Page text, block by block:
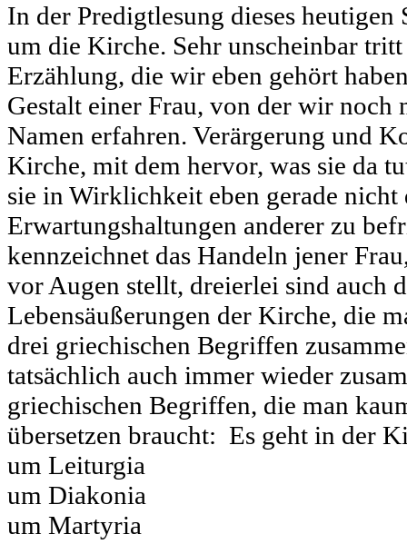
In der Predigtlesung dieses heutigen
um die Kirche. Sehr unscheinbar
Erzählung, die wir eben gehört
Gestalt einer Frau, von der wir noch
Namen erfahren. Verärgerung und
Kirche, mit dem hervor, was sie da
sie in Wirklichkeit eben gerade nicht
Erwartungshaltungen anderer zu
kennzeichnet das Handeln jener
vor Augen stellt, dreierlei sind auch
Lebensäußerungen der Kirche, die
drei griechischen Begriffen
tatsächlich auch immer wieder
griechischen Begriffen, die man
übersetzen braucht: Es geht in der
um Leiturgia
um Diakonia
um Martyria